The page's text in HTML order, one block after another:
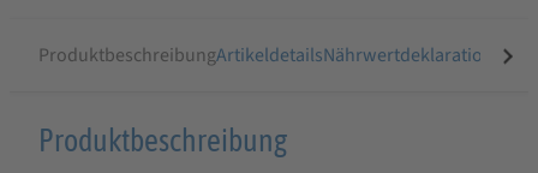
ProduktbeschreibungArtikeldetailsNährwertdeklaration
Produktbeschreibung
Produktbeschreibung